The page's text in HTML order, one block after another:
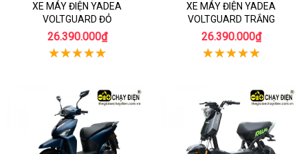
XE MÁY ĐIỆN YADEA
VOLTGUARD ĐỎ
26.390.000₫
XE MÁY ĐIỆN YADEA
VOLTGUARD TRẮNG
26.390.000₫